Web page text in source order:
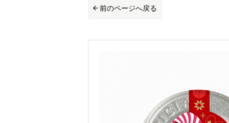
前のページへ戻る